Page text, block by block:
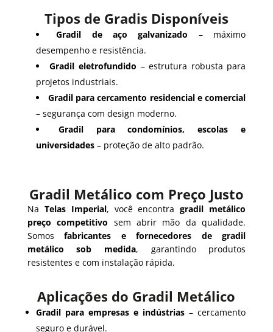
Tipos de Gradis Disponíveis
Gradil de aço galvanizado – máximo
desempenho e resistência.
Gradil eletrofundido – estrutura robusta para
projetos industriais.
Gradil para cercamento residencial e comercial
– segurança com design moderno.
Gradil para condomínios, escolas e
universidades– proteção de alto padrão.
Gradil Metálico com Preço Justo
Na Telas Imperial, você encontragradil metálico
preço competitivo sem abrir mão da qualidade.
Somosfabricantes e fornecedores de gradil
metálico sob medida, garantindo produtos
resistentes e com instalação rápida.
Aplicações do Gradil Metálico
Gradil para empresas e indústrias – cercamento
seguro e durável.